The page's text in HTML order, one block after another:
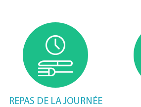
REPAS DE LA JOURNÉE